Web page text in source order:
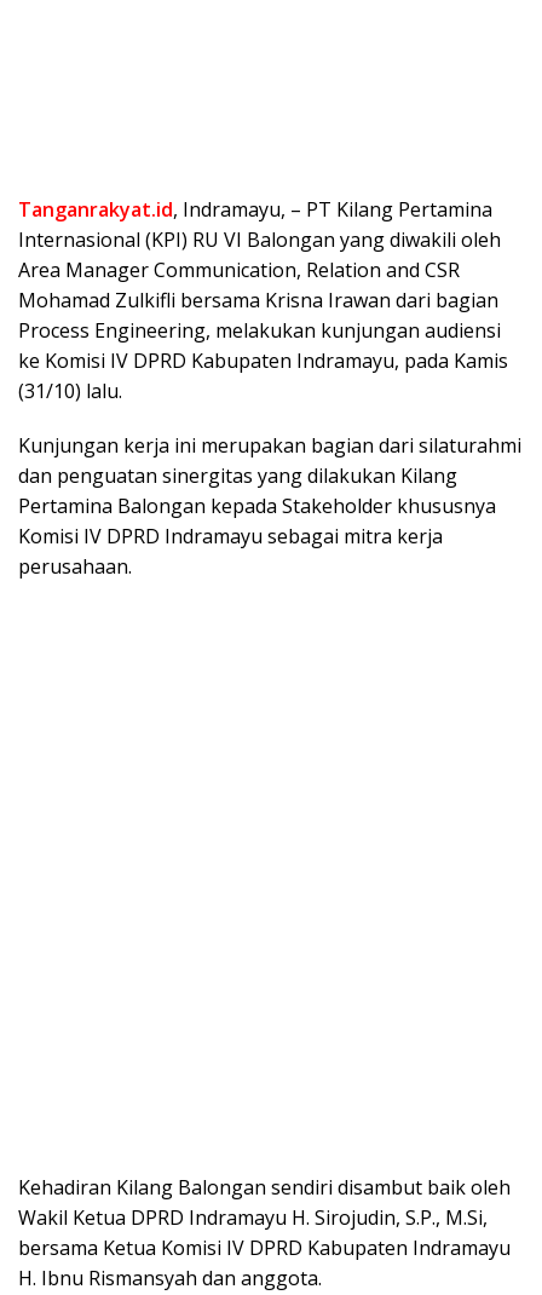
Tanganrakyat.id, Indramayu, – PT Kilang Pertamina
Internasional (KPI) RU VI Balongan yang diwakili oleh
Area Manager Communication, Relation and CSR
Mohamad Zulkifli bersama Krisna Irawan dari bagian
Process Engineering, melakukan kunjungan audiensi
ke Komisi IV DPRD Kabupaten Indramayu, pada Kamis
(31/10) lalu.
Kunjungan kerja ini merupakan bagian dari silaturahmi
dan penguatan sinergitas yang dilakukan Kilang
Pertamina Balongan kepada Stakeholder khususnya
Komisi IV DPRD Indramayu sebagai mitra kerja
perusahaan.
Kehadiran Kilang Balongan sendiri disambut baik oleh
Wakil Ketua DPRD Indramayu H. Sirojudin, S.P., M.Si,
bersama Ketua Komisi IV DPRD Kabupaten Indramayu
H. Ibnu Rismansyah dan anggota.